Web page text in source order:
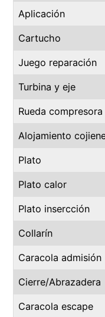
Aplicación
Cartucho
Juego reparación
Turbina y eje
Rueda compresora
Alojamiento
Plato
Plato calor
Plato insercción
Collarín
Caracola admisión
Cierre/Abrazadera
Caracola escape